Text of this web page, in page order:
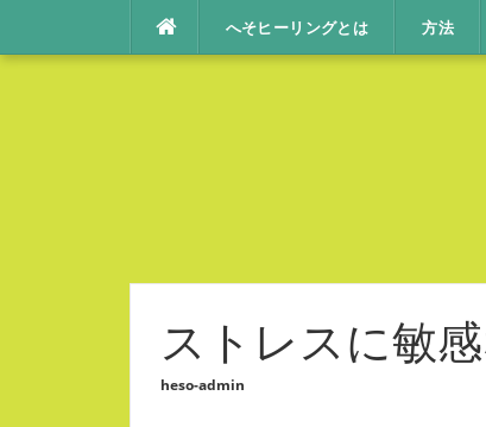
へそヒーリングとは 方法
ストレスに敏
heso-admin